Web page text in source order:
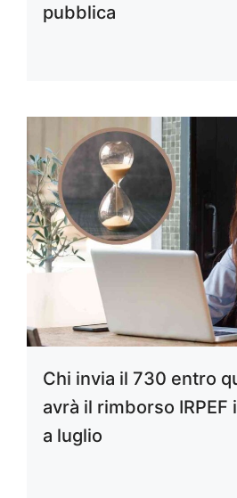
pubblica
Chi invia il 730 entro
avrà il rimborso IRPEF
a luglio